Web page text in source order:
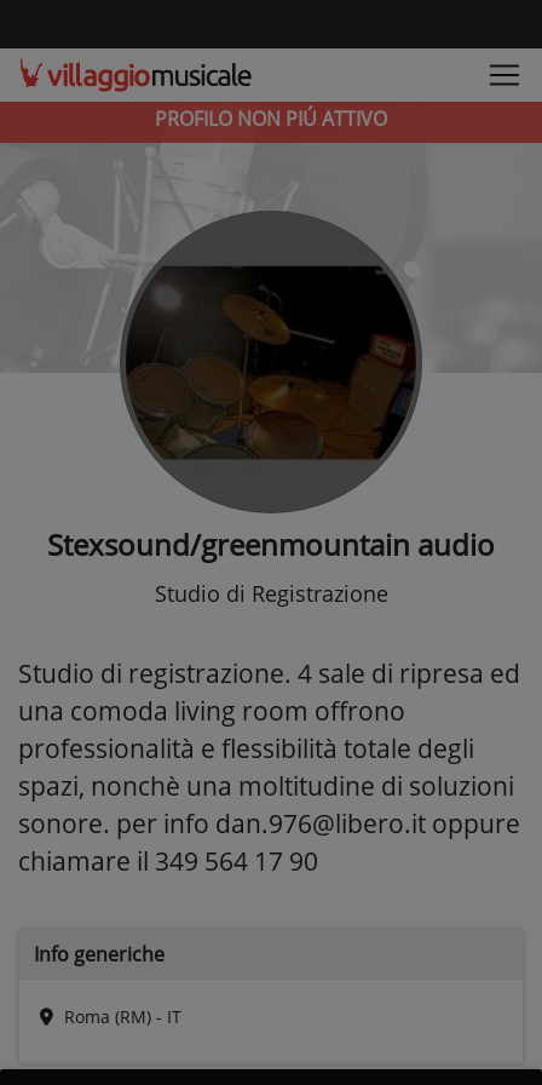
PROFILO NON PIÚ ATTIVO
Stexsound/greenmountain audio
Studio di Registrazione
Studio di registrazione. 4 sale di ripresa ed
una comoda living room offrono
professionalità e flessibilità totale degli
spazi, nonchè una moltitudine di soluzioni
sonore. per info dan.976@libero.it oppure
chiamare il 349 564 17 90
Info generiche
Roma (RM) - IT